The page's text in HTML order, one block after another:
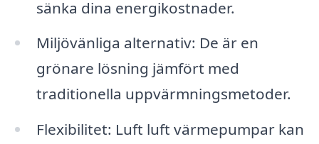
sänka dina energikostnader.
Miljövänliga alternativ: De är en
grönare lösning jämfört med
traditionella uppvärmningsmetoder.
Flexibilitet: Luft luft värmepumpar kan